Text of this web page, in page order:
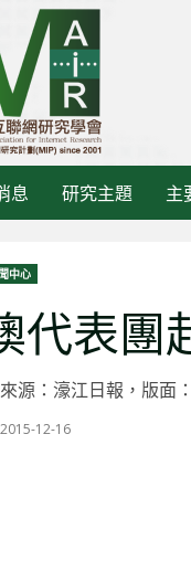
息 研究主題 主
中心
代表團
來源：濠江日報，版面
2015-12-16